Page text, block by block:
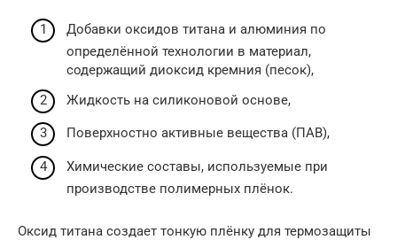
Добавки оксидов титана и алюминия по
определённой технологии в материал,
содержащий диоксид кремния (песок),
Жидкость на силиконовой основе,
Поверхностно активные вещества (ПАВ),
Химические составы, используемые при
производстве полимерных плёнок.
Оксид титана создает тонкую плёнку для термозащиты